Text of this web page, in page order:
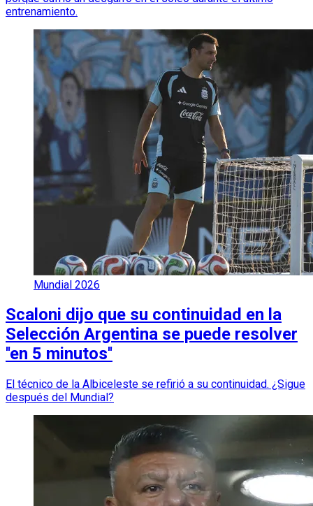
entrenamiento.
Mundial 2026
Scaloni dijo que su continuidad en la
Selección Argentina se puede resolver
''en 5 minutos''
El técnico de la Albiceleste se refirió a su continuidad. ¿Sigue
después del Mundial?